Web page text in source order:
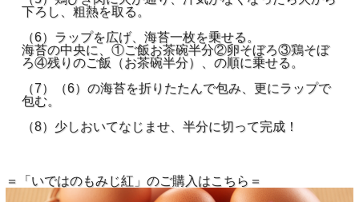
下ろし、粗熱を取る。
（6）ラップを広げ、海苔一枚を乗せる。
海苔の中央に、①ご飯お茶碗半分②卵そぼろ③鶏そぼ
ろ④残りのご飯（お茶碗半分）、の順に乗せる。
（7）（6）の海苔を折りたたんで包み、更にラップで
包む。
（8）少しおいてなじませ、半分に切って完成！
＝「いではのもみじ紅」のご購入はこちら＝